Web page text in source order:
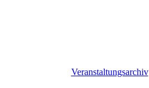
Veranstaltungsarchiv